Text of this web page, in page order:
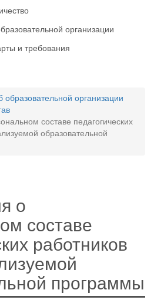
организации
и требования
образовательной организации
составе педагогических
образовательной
о
составе
работников
программы